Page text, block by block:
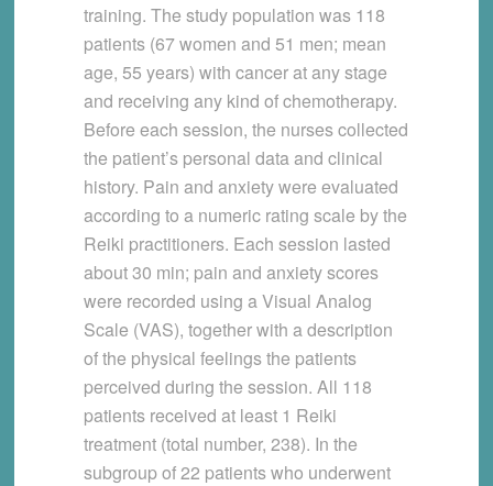
training. The study population was 118
patients (67 women and 51 men; mean
age, 55 years) with cancer at any stage
and receiving any kind of chemotherapy.
Before each session, the nurses collected
the patient’s personal data and clinical
history. Pain and anxiety were evaluated
according to a numeric rating scale by the
Reiki practitioners. Each session lasted
about 30 min; pain and anxiety scores
were recorded using a Visual Analog
Scale (VAS), together with a description
of the physical feelings the patients
perceived during the session. All 118
patients received at least 1 Reiki
treatment (total number, 238). In the
subgroup of 22 patients who underwent